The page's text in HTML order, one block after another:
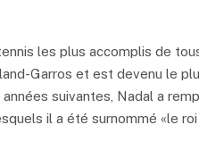
les plus accomplis de
Garros et est devenu le
suivantes, Nadal a
il a été surnommé «le